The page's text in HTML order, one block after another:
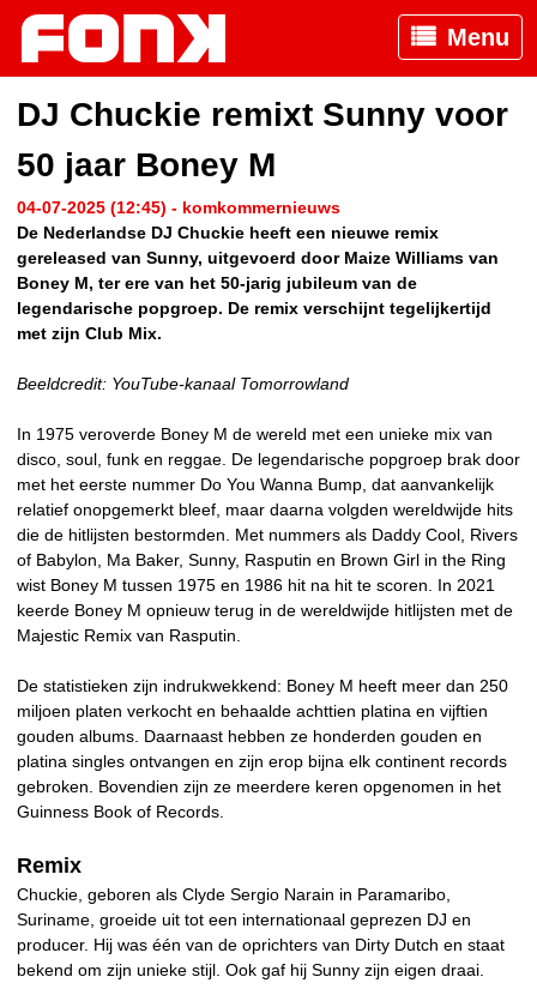
Menu
DJ Chuckie remixt Sunny voor
50 jaar Boney M
04-07-2025 (12:45) - komkommernieuws
De Nederlandse DJ Chuckie heeft een nieuwe remix
gereleased van Sunny, uitgevoerd door Maize Williams van
Boney M, ter ere van het 50-jarig jubileum van de
legendarische popgroep. De remix verschijnt tegelijkertijd
met zijn Club Mix.
Beeldcredit: YouTube-kanaal Tomorrowland
In 1975 veroverde Boney M de wereld met een unieke mix van
disco, soul, funk en reggae. De legendarische popgroep brak door
met het eerste nummer Do You Wanna Bump, dat aanvankelijk
relatief onopgemerkt bleef, maar daarna volgden wereldwijde hits
die de hitlijsten bestormden. Met nummers als Daddy Cool, Rivers
of Babylon, Ma Baker, Sunny, Rasputin en Brown Girl in the Ring
wist Boney M tussen 1975 en 1986 hit na hit te scoren. In 2021
keerde Boney M opnieuw terug in de wereldwijde hitlijsten met de
Majestic Remix van Rasputin.
De statistieken zijn indrukwekkend: Boney M heeft meer dan 250
miljoen platen verkocht en behaalde achttien platina en vijftien
gouden albums. Daarnaast hebben ze honderden gouden en
platina singles ontvangen en zijn erop bijna elk continent records
gebroken. Bovendien zijn ze meerdere keren opgenomen in het
Guinness Book of Records.
Remix
Chuckie, geboren als Clyde Sergio Narain in Paramaribo,
Suriname, groeide uit tot een internationaal geprezen DJ en
producer. Hij was één van de oprichters van Dirty Dutch en staat
bekend om zijn unieke stijl. Ook gaf hij Sunny zijn eigen draai.